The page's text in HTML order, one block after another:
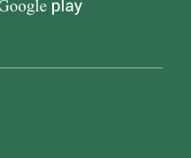
icon